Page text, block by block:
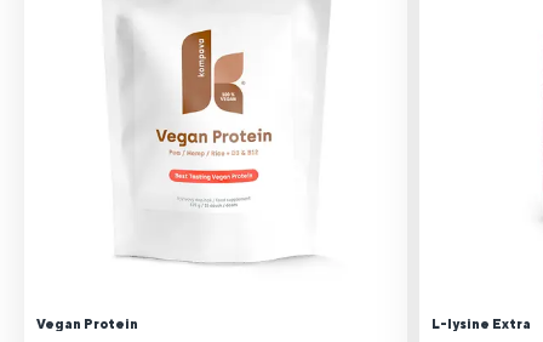
Vegan Protein
L-lysine Extra